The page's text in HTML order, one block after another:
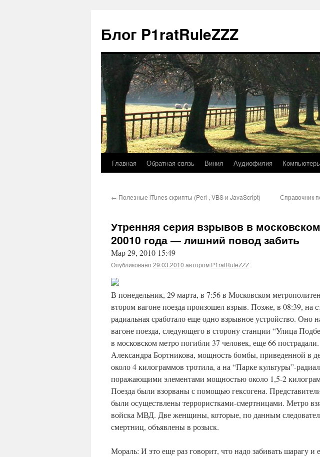
Блог P1ratRuleZZZ
Главная Обратная связь Винил Аудиофилия
← Полезные iTunes скрипты (Perl , VBS и JavaScript)
Справочник
Утренняя серия взрывов в
20010 года — лишний повод забить
Мар 29, 2010 15:49
Опубликовано 29.03.2010 автором P1ratRuleZZZ
В понедельник, 29 марта, в 7:56 в Московском
втором вагоне поезда произошел взрыв. Позже, в 08:39, на
радиальная сработало еще одно взрывное устройство. Оно
вагоне поезда, следующего в сторону станции “Улица
в московском метро погибли 37 человек, еще 66
Александра Бортникова, мощность бомбы, приведенной в
около 4 килограммов тротила, а на “Парке культуры”-
поражающими элементами мощностью около 1,5-2
Поезда были взорваны с помощью гексогена.
были осуществлены террористками-смертницами. Метро
войска МВД. Две женщины, которые, по данным
смертниц, объявлены в розыск.
Мораль: И это еще раз говорит, что надо забивать шарагу и